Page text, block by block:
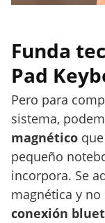
Funda
Pad
Pero para
sistema,
magnético
pequeño
incorpora. Se
magnética y no
conexión